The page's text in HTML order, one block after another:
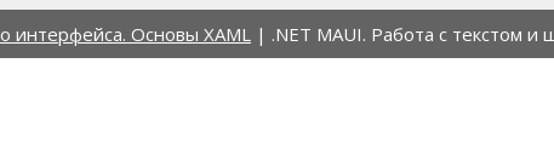
интерфейса. Основы XAML | .NET MAUI. Работа с текстом и